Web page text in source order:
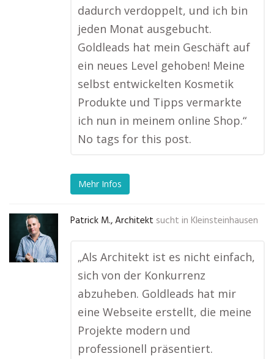
dadurch verdoppelt, und ich bin
jeden Monat ausgebucht.
Goldleads hat mein Geschäft auf
ein neues Level gehoben! Meine
selbst entwickelten Kosmetik
Produkte und Tipps vermarkte
ich nun in meinem online Shop.“
No tags for this post.
Mehr Infos
Patrick M., Architekt sucht in Kleinsteinhausen
„Als Architekt ist es nicht einfach,
sich von der Konkurrenz
abzuheben. Goldleads hat mir
eine Webseite erstellt, die meine
Projekte modern und
professionell präsentiert.